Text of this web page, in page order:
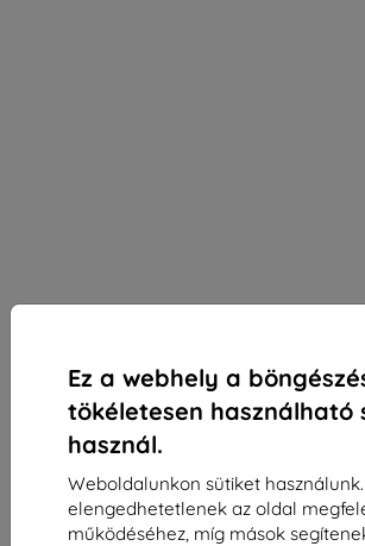
Ez a webhely a
tökéletesen használható
használ.
Weboldalunkon sütiket
elengedhetetlenek az oldal
működéséhez, míg mások
3mk Paper Feeling védőfólia
Alkalmas: Lenovo TAB P12 12.7